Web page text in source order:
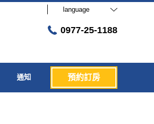
language
0977-25-1188
通知 預約訂房